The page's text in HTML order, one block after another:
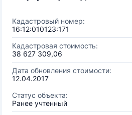
Кадастровый номер:
16:12:010123:171
Кадастровая стоимость:
38 627 309,06
Дата обновления стоимости:
12.04.2017
Статус объекта:
Ранее учтенный